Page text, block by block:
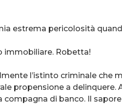
estrema pericolosità
immobiliare. Robetta!
l’istinto criminale che
propensione a delinquere.
di banco. Il